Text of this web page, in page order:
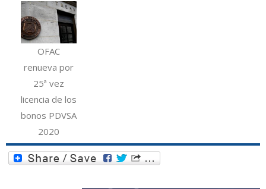
OFAC
renueva por
25ª vez
licencia de los
bonos PDVSA
2020